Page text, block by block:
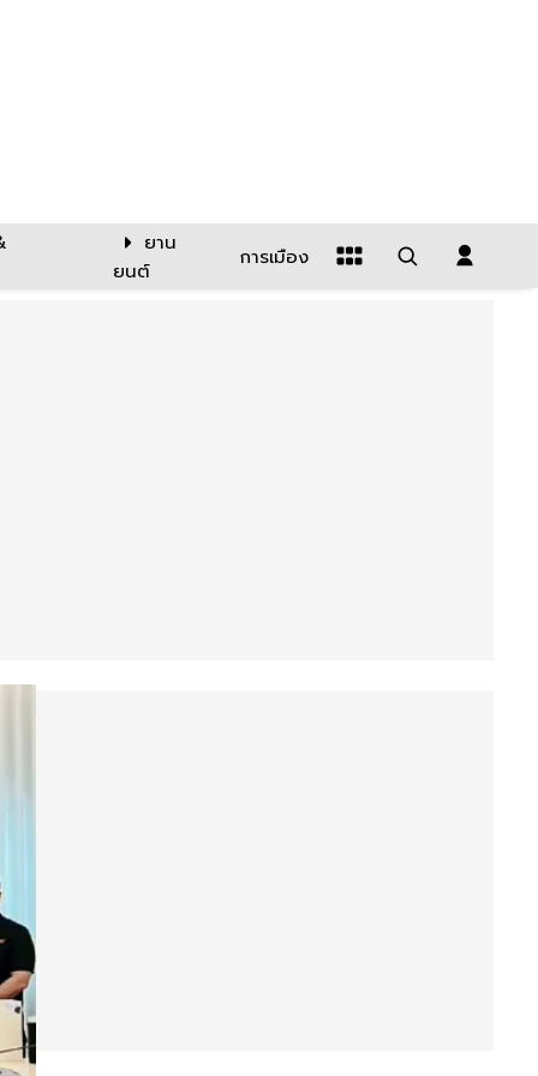
ยาน
ยนต์
การเมือง